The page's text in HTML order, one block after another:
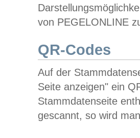
von PEGELONLINE
QR-Codes
Auf der
Seite anzeigen" ein
Stammdatenseite
gescannt, so wird